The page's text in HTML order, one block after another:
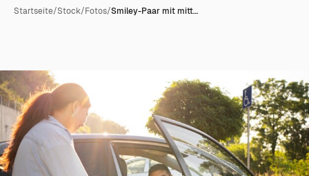
Startseite/Stock/Fotos/Smiley-Paar mit mitt…